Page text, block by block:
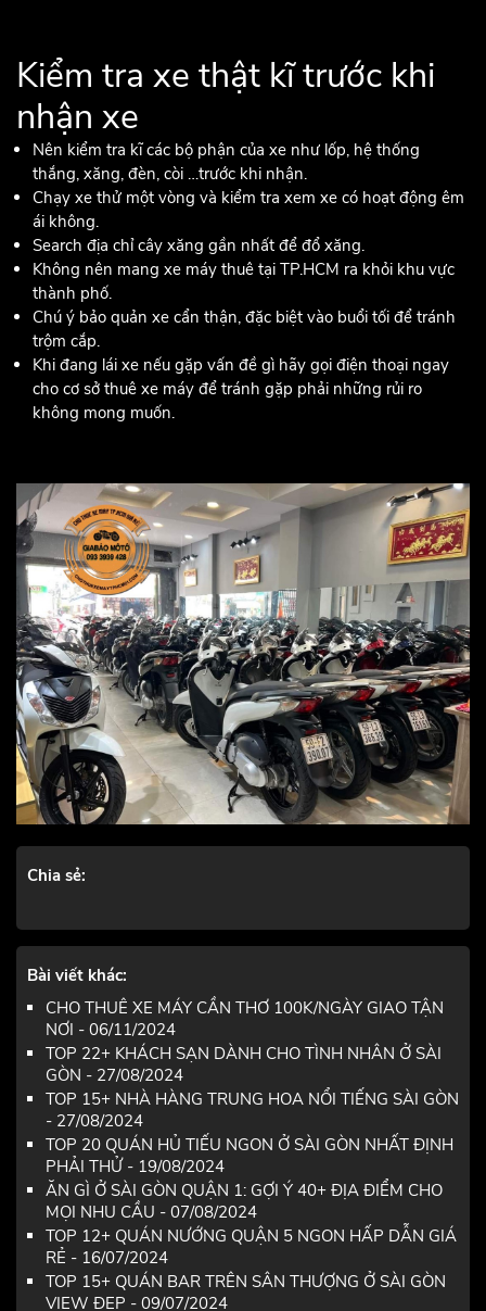
Kiểm tra xe thật kĩ trước khi
nhận xe
Nên kiểm tra kĩ các bộ phận của xe như lốp, hệ thống
thắng, xăng, đèn, còi …trước khi nhận.
Chạy xe thử một vòng và kiểm tra xem xe có hoạt động êm
ái không.
Search địa chỉ cây xăng gần nhất để đổ xăng.
Không nên mang xe máy thuê tại TP.HCM ra khỏi khu vực
thành phố.
Chú ý bảo quản xe cẩn thận, đặc biệt vào buổi tối để tránh
trộm cắp.
Khi đang lái xe nếu gặp vấn đề gì hãy gọi điện thoại ngay
cho cơ sở thuê xe máy để tránh gặp phải những rủi ro
không mong muốn.
Chia sẻ:
Bài viết khác:
CHO THUÊ XE MÁY CẦN THƠ 100K/NGÀY GIAO TẬN
NƠI - 06/11/2024
TOP 22+ KHÁCH SẠN DÀNH CHO TÌNH NHÂN Ở SÀI
GÒN - 27/08/2024
TOP 15+ NHÀ HÀNG TRUNG HOA NỔI TIẾNG SÀI GÒN
- 27/08/2024
TOP 20 QUÁN HỦ TIẾU NGON Ở SÀI GÒN NHẤT ĐỊNH
PHẢI THỬ - 19/08/2024
ĂN GÌ Ở SÀI GÒN QUẬN 1: GỢI Ý 40+ ĐỊA ĐIỂM CHO
MỌI NHU CẦU - 07/08/2024
TOP 12+ QUÁN NƯỚNG QUẬN 5 NGON HẤP DẪN GIÁ
RẺ - 16/07/2024
TOP 15+ QUÁN BAR TRÊN SÂN THƯỢNG Ở SÀI GÒN
VIEW ĐẸP - 09/07/2024